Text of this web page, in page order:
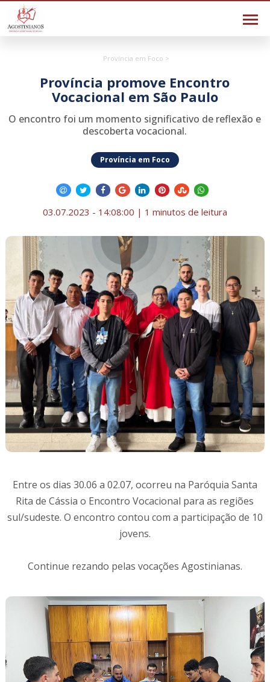
Província em Foco >
Província promove Encontro
Vocacional em São Paulo
O encontro foi um momento significativo de reflexão e
descoberta vocacional.
Província em Foco
03.07.2023 - 14:08:00 | 1 minutos de leitura
Entre os dias 30.06 a 02.07, ocorreu na Paróquia Santa
Rita de Cássia o Encontro Vocacional para as regiões
sul/sudeste. O encontro contou com a participação de 10
jovens.
Continue rezando pelas vocações Agostinianas.